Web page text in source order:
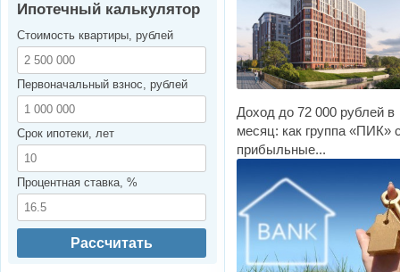
Доход до 72 000 рублей в
месяц: как группа «ПИК»
прибыльные...
Ипотечный калькулятор
Стоимость квартиры, рублей
Первоначальный взнос, рублей
Срок ипотеки, лет
Процентная ставка, %
Рассчитать